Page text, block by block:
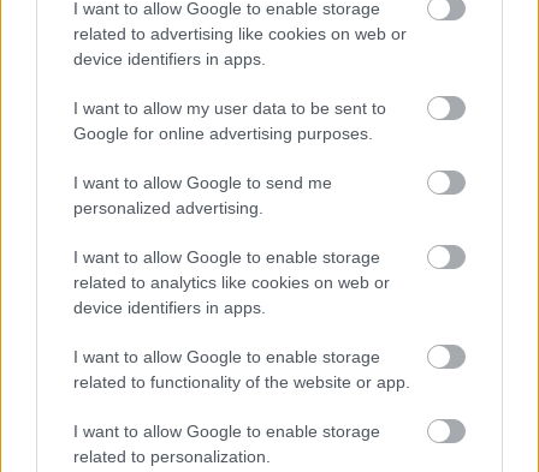
I want to allow Google to enable storage
related to advertising like cookies on web or
device identifiers in apps.
I want to allow my user data to be sent to
Google for online advertising purposes.
I want to allow Google to send me
personalized advertising.
I want to allow Google to enable storage
related to analytics like cookies on web or
device identifiers in apps.
I want to allow Google to enable storage
related to functionality of the website or app.
I want to allow Google to enable storage
related to personalization.
dalversenynél. Ez már-már személyes
kontaktusnak tekinthető.
Vagyis nem értesz egyet azokkal, akik
szerint az internet megöli a zenét.
Nem. Sőt, sokkal szélesebb látókörűvé teszi a
zenészeket.